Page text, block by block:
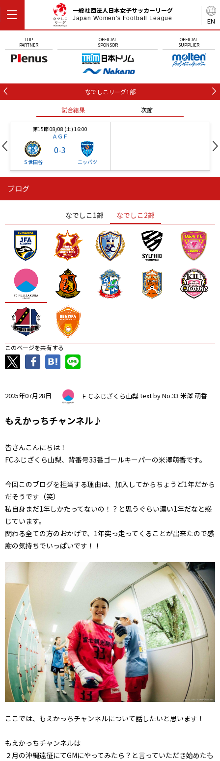
EN
一般社団法人日本女子サッカーリーグ
Japan Women's Football League
TOP
PARTNER
OFFICIAL
SPONSOR
OFFICIAL
SUPPLIER
なでしこリーグ1部
試合結果 次節
第15節 08/08 (土) 16:00
ＡＧＦ
Ｓ世田谷
0-3
ニッパツ
ニッパツ
ニッパツ 名古屋
石人の星
静岡 愛媛Ｌ
ブログ
なでしこ1部 なでしこ2部
このページを共有する
2025年07月28日 ＦＣふじざくら山梨text by No.33 米澤 萌香
もえかっちチャンネル♪
皆さんこんにちは！
FCふじざくら山梨、背番号33番ゴールキーパーの米澤萌香です。
今回このブログを担当する理由は、加入してからちょうど1年だから
だそうです（笑）
私自身まだ1年しかたってないの！？と思うぐらい濃い1年だなと感
じています。
関わる全ての方のおかげで、1年突っ走ってくることが出来たので感
謝の気持ちでいっぱいです！！
ここでは、もえかっちチャンネルについて話したいと思います！
もえかっちチャンネルは
２月の沖縄遠征にてGMにやってみたら？と言っていただき始めたも